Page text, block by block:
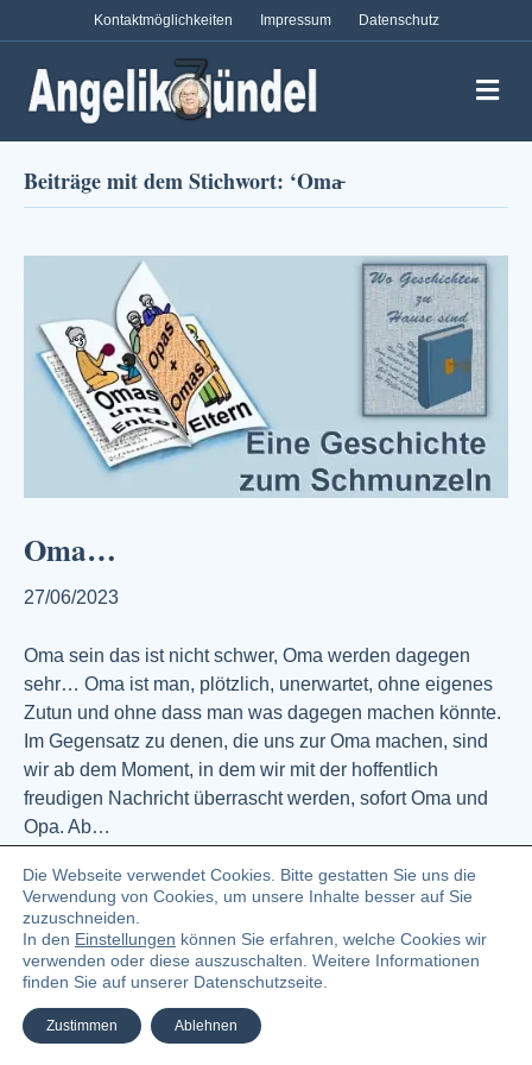
Kontaktmöglichkeiten Impressum Datenschutz
Beiträge mit dem Stichwort: ‘Oma̵
Oma…
27/06/2023
Oma sein das ist nicht schwer, Oma werden dagegen
sehr… Oma ist man, plötzlich, unerwartet, ohne eigenes
Zutun und ohne dass man was dagegen machen könnte.
Im Gegensatz zu denen, die uns zur Oma machen, sind
wir ab dem Moment, in dem wir mit der hoffentlich
freudigen Nachricht überrascht werden, sofort Oma und
Opa. Ab…
Weiterlesen
© 2023 Angelika Zündel Bloggerin und Buchautorin
Die Webseite verwendet Cookies. Bitte gestatten Sie uns die
Verwendung von Cookies, um unsere Inhalte besser auf Sie
zuzuschneiden.
In den Einstellungen können Sie erfahren, welche Cookies wir
verwenden oder diese auszuschalten. Weitere Informationen
finden Sie auf unserer Datenschutzseite.
Zustimmen Ablehnen